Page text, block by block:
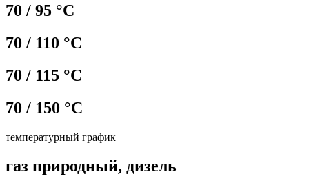
70 / 95 °С
70 / 110 °С
70 / 115 °С
70 / 150 °С
температурный график
газ природный, дизель